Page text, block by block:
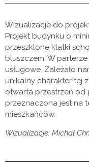
Wizualizacje do
Projekt budynku o
przeszklone klatki
bluszczem. W
usługowe. Zależało
unikalny charakter tej
otwarta przestrzeń od
przeznaczona jest na
mieszkańców.
Wizualizacje: Michał